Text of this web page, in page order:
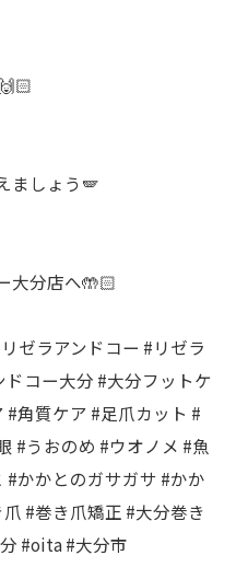
ましょう🪽
大分店へ🤲🏻
ゼラアンドコー #リゼラ
コー大分 #大分フットケ
角質ケア #足爪カット #
#うおのめ #ウオノメ #魚
#かかとのガサガサ #かか
#巻き爪矯正 #大分巻き
#oita #大分市